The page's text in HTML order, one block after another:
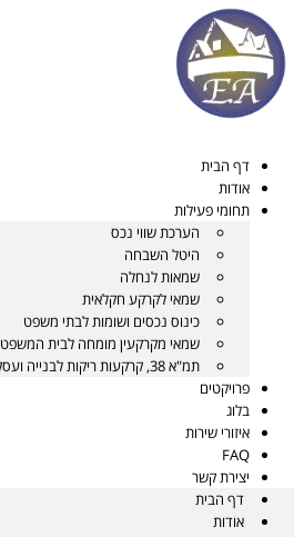
לתוכן
דף הבית
אודות
תחומי פעילות
הערכת שווי נכס
היטל השבחה
שמאות לנחלה
שמאי לקרקע חקלאית
כינוס נכסים ושומות לבתי משפט
שמאי מקרקעין מומחה לבית המשפט
תמ"א 38, קרקעות ריקות לבנייה ועסקאות
פרויקטים
בלוג
איזורי שירות
FAQ
יצירת קשר
דף הבית
אודות